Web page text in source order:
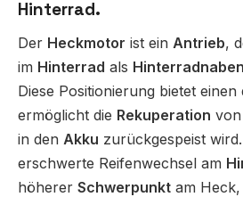
Hinterrad.
Der Heckmotor ist ein Antrieb,
im Hinterrad als
Diese Positionierung bietet
ermöglicht die Rekuperation von
in den Akku zurückgespeist
erschwerte Reifenwechsel am
höherer Schwerpunkt am